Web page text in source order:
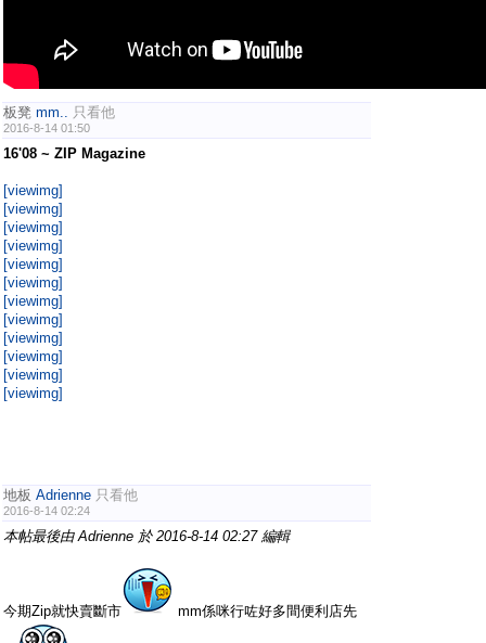
板凳 mm.. 只看他
2016-8-14 01:50
16'08 ~ ZIP Magazine
[viewimg]
[viewimg]
[viewimg]
[viewimg]
[viewimg]
[viewimg]
[viewimg]
[viewimg]
[viewimg]
[viewimg]
[viewimg]
[viewimg]
地板 Adrienne 只看他
2016-8-14 02:24
本帖最後由 Adrienne 於 2016-8-14 02:27 編輯
今期Zip就快賣斷市 mm係咪行咗好多間便利店先